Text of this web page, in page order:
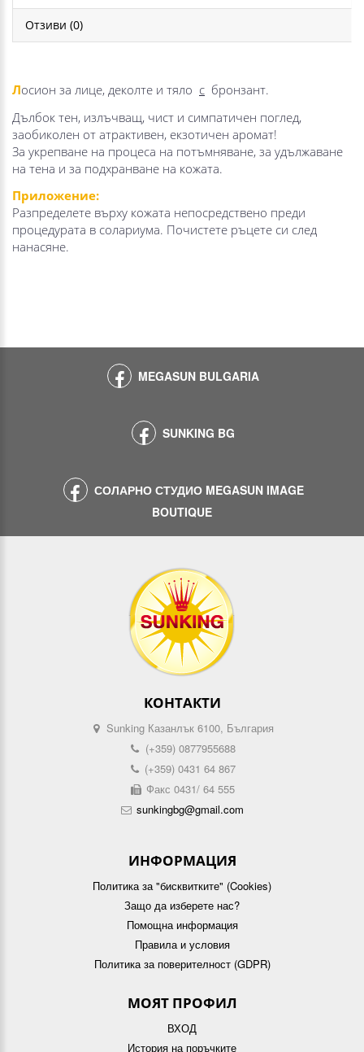
Отзиви (0)
Лосион за лице, деколте и тяло с бронзант.
Дълбок тен, излъчващ, чист и симпатичен поглед,
заобиколен от атрактивен, екзотичен аромат!
За укрепване на процеса на потъмняване, за удължаване
на тена и за подхранване на кожата.
Приложение:
Разпределете върху кожата непосредствено преди
процедурата в солариума. Почистете ръцете си след
нанасяне.
MEGASUN BULGARIA
SUNKING BG
СОЛАРНО СТУДИО MEGASUN IMAGE
BOUTIQUE
КОНТАКТИ
Sunking Казанлък 6100, България
(+359) 0877955688
(+359) 0431 64 867
Факс 0431/ 64 555
sunkingbg@gmail.com
ИНФОРМАЦИЯ
Политика за "бисквитките" (Cookies)
Защо да изберете нас?
Помощна информация
Правила и условия
Политика за поверителност (GDPR)
МОЯТ ПРОФИЛ
ВХОД
История на поръчките